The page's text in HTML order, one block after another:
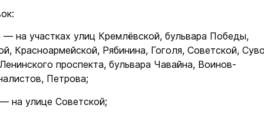
на участках улиц Кремлёвской, бульвара Победы,
Красноармейской, Рябинина, Гоголя, Советской,
проспекта, бульвара Чавайна, Воинов-
Петрова;
на улице Советской;